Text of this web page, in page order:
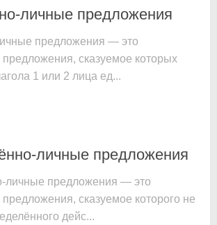
личные предложения
предложения — это
сказуемое которых
1 или 2 лица ед...
личные предложения
личные предложения — это
сказуемое которого не
дейс...